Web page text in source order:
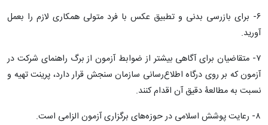
۶- برای بازرسی بدنی و تطبیق عکس با فرد متولی همکاری لازم را بعمل
آورید.
۷- متقاضیان برای آگاهی بیشتر از ضوابط آزمون از برگ راهنمای شرکت در
آزمون که بر روی درگاه اطلاع‌رسانی سازمان سنجش قرار دارد، پرینت تهیه و
نسبت به مطالعۀ دقیق آن اقدام کنند.
۸- رعایت پوشش اسلامی در حوزه‌های برگزاری آزمون الزامی است.